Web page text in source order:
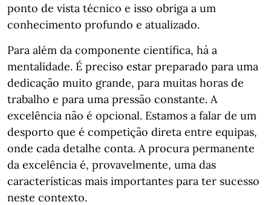
ponto de vista técnico e isso obriga a um
conhecimento profundo e atualizado.
Para além da componente científica, há a
mentalidade. É preciso estar preparado para uma
dedicação muito grande, para muitas horas de
trabalho e para uma pressão constante. A
excelência não é opcional. Estamos a falar de um
desporto que é competição direta entre equipas,
onde cada detalhe conta. A procura permanente
da excelência é, provavelmente, uma das
características mais importantes para ter sucesso
neste contexto.